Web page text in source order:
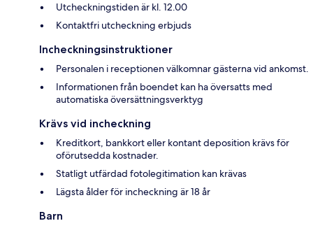
Utcheckningstiden är kl. 12.00
Kontaktfri utcheckning erbjuds
Incheckningsinstruktioner
Personalen i receptionen välkomnar gästerna vid ankomst.
Informationen från boendet kan ha översatts med
automatiska översättningsverktyg
Krävs vid incheckning
Kreditkort, bankkort eller kontant deposition krävs för
oförutsedda kostnader.
Statligt utfärdad fotolegitimation kan krävas
Lägsta ålder för incheckning är 18 år
Barn